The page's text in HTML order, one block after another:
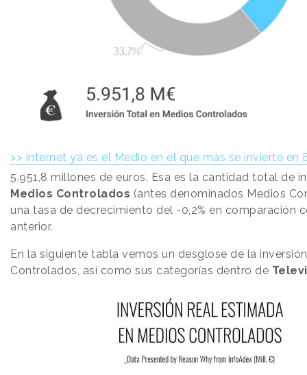
>> Internet ya es el Medio en el que más se invierte en
5.951,8 millones de euros. Esa es la cantidad total de
Medios Controlados (antes denominados Medios
una tasa de decrecimiento del -0,2% en comparación
anterior.
En la siguiente tabla vemos un desglose de la
Controlados, así como sus categorías dentro de